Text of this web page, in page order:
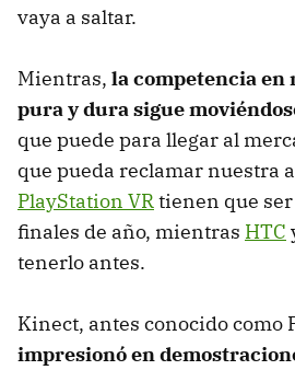
vaya a saltar.
Mientras, la competencia
pura y dura sigue
que puede para llegar al
que pueda reclamar nuestra
PlayStation VRtienen que
finales de año, mientras HTC
tenerlo antes.
Kinect, antes conocido como
impresionó en